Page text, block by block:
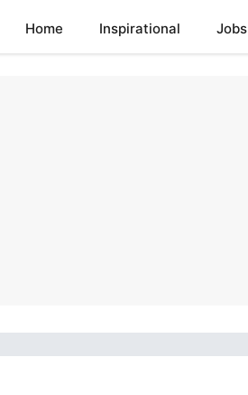
Home Inspirational Jobs